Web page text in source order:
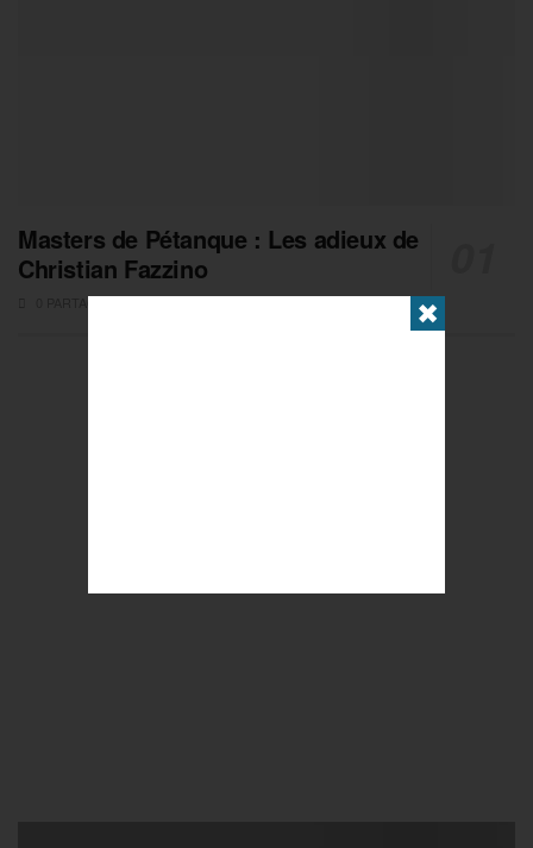
Masters de Pétanque : Les adieux de
Christian Fazzino
0 PARTAGES ✖